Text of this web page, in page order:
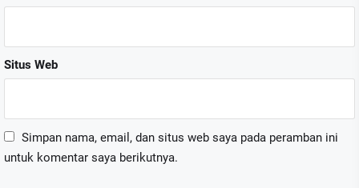
Situs Web
Simpan nama, email, dan situs web saya pada peramban ini
untuk komentar saya berikutnya.